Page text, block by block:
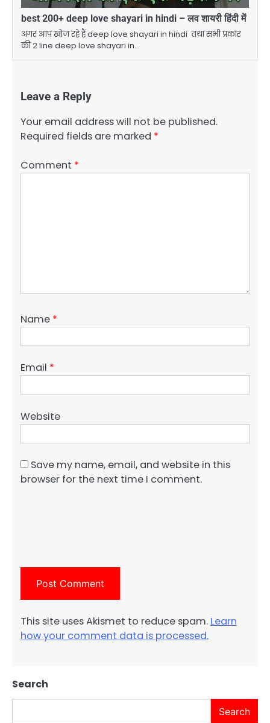
best 200+ deep love shayari in hindi – लव शायरी हिंदी में
अगर आप खोज रहे हैं deep love shayari in hindi तथा सभी प्रकार
की 2 line deep love shayari in…
Leave a Reply
Your email address will not be published.
Required fields are marked *
Comment *
Name *
Email *
Website
Save my name, email, and website in this
browser for the next time I comment.
This site uses Akismet to reduce spam. Learn
how your comment data is processed.
Search
Search